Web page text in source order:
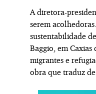
A diretora-
serem
sustentabilidade
Baggio, em
migrantes e
obra que traduz